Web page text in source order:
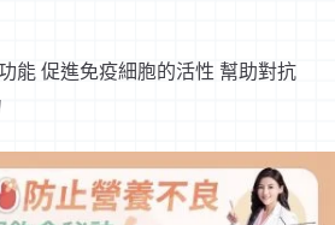
能 促進免疫細胞的活性 幫助對抗